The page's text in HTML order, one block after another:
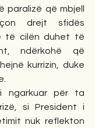
paralizë që mbjell
drejt sfidës
të cilën duhet të
ndërkohë që
kurrizin, duke
i ngarkuar për ta
si President i
nuk reflekton